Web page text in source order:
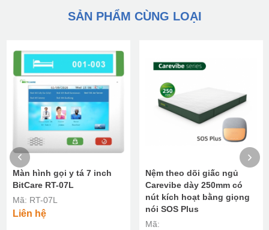
SẢN PHẨM CÙNG LOẠI
Màn hình gọi y tá 7 inch
BitCare RT-07L
Mã: RT-07L
Liên hệ
Nệm theo dõi giấc ngủ
Carevibe dày 250mm có
nút kích hoạt bằng giọng
nói SOS Plus
Mã: